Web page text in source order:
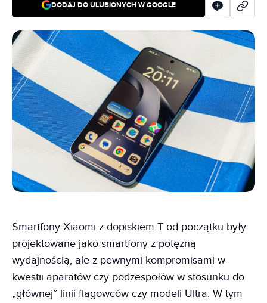
DODAJ DO ULUBIONYCH W GOOGLE
Smartfony Xiaomi z dopiskiem T od początku były
projektowane jako smartfony z potężną
wydajnością, ale z pewnymi kompromisami w
kwestii aparatów czy podzespołów w stosunku do
„głównej” linii flagowców czy modeli Ultra. W tym